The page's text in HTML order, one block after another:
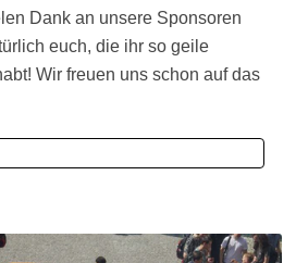
Dank an unsere Sponsoren
euch, die ihr so geile
Wir freuen uns schon auf das